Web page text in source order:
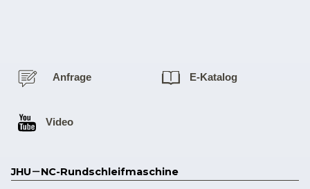
Anfrage E-Katalog
Video
JHU－NC-Rundschleifmaschine